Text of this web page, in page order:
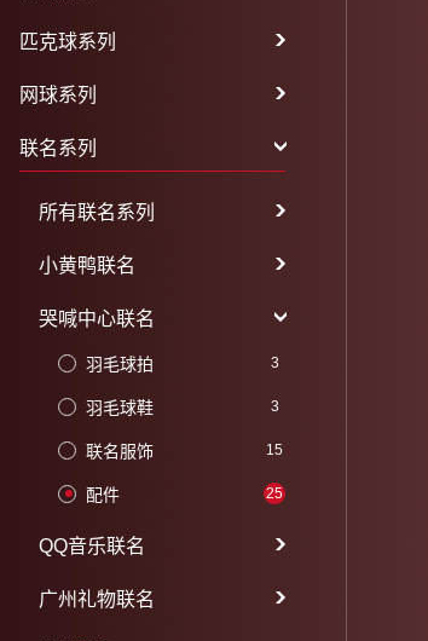
匹克球系列
网球系列
联名系列
所有联名系列
小黄鸭联名
哭喊中心联名
羽毛球拍 3
羽毛球鞋 3
联名服饰 15
配件 25
QQ音乐联名
广州礼物联名